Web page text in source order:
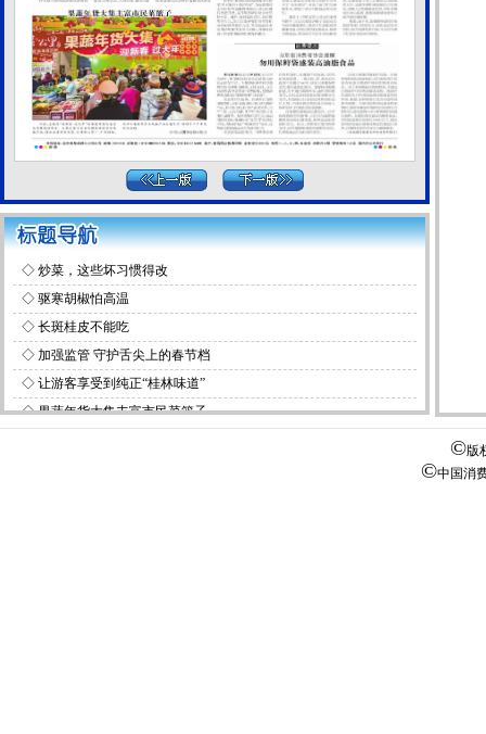
◇ 炒菜，这些坏习惯得改
◇ 驱寒胡椒怕高温
◇ 长斑桂皮不能吃
◇ 加强监管 守护舌尖上的春节档
◇ 让游客享受到纯正“桂林味道”
◇果蔬年货大集丰富市民菜篮子
©版
©中国消